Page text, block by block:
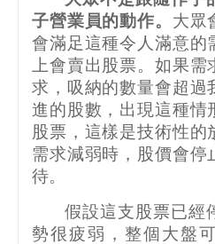
子營業員的動作。 大眾
會滿足這種令人滿意的
上會賣出股票。如果
求，吸納的數量會超過
進的股數，出現這種情
股票，這樣是技術性的
需求減弱時，股價會停
待。
假設這支股票已經
勢很疲弱，整個大盤